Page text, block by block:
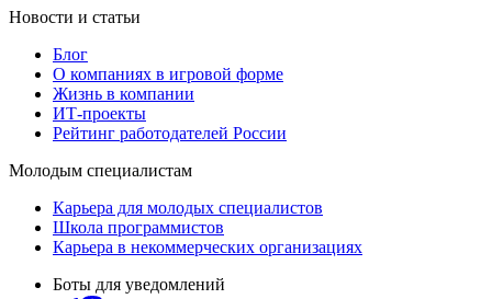
Новости и статьи
Блог
О компаниях в игровой форме
Жизнь в компании
ИТ-проекты
Рейтинг работодателей России
Молодым специалистам
Карьера для молодых специалистов
Школа программистов
Карьера в некоммерческих организациях
Боты для уведомлений